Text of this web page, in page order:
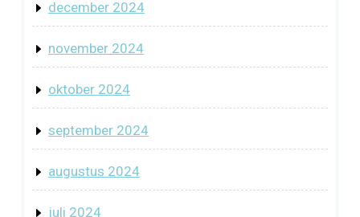
december 2024
november 2024
oktober 2024
september 2024
augustus 2024
juli 2024